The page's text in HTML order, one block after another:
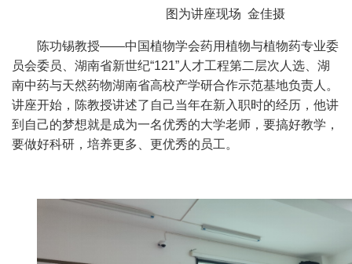
图为讲座现场 金佳摄
陈功锡教授——中国植物学会药用植物与植物药专业委
员会委员、湖南省新世纪“121”人才工程第二层次人选、湖
南中药与天然药物湖南省高校产学研合作示范基地负责人。
讲座开始，陈教授讲述了自己当年在新入职时的经历，他讲
到自己的梦想就是成为一名优秀的大学老师，要搞好教学，
要做好科研，培养更多、更优秀的员工。